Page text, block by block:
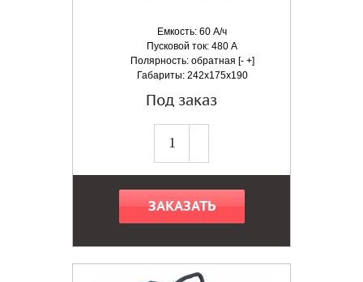
Емкость: 60 А/ч
Пусковой ток: 480 А
Полярность: обратная [- +]
Габариты: 242x175x190
Под заказ
ЗАКАЗАТЬ